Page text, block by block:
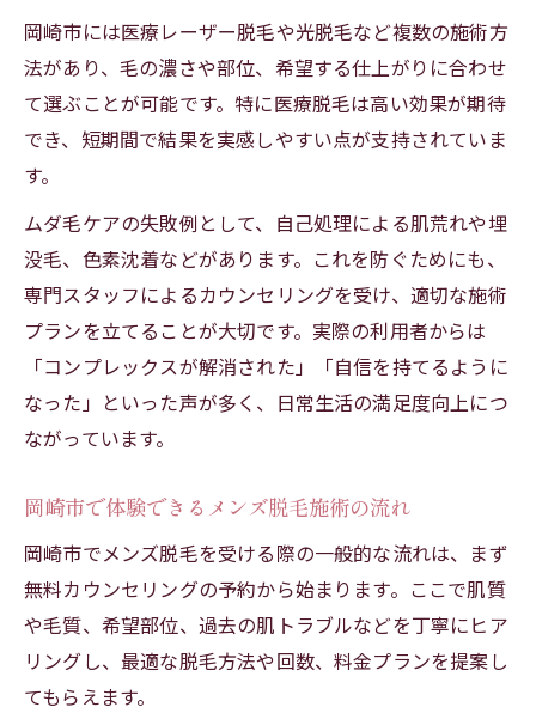
岡崎市には医療レーザー脱毛や光脱毛など複数の施術方
法があり、毛の濃さや部位、希望する仕上がりに合わせ
て選ぶことが可能です。特に医療脱毛は高い効果が期待
でき、短期間で結果を実感しやすい点が支持されていま
す。
ムダ毛ケアの失敗例として、自己処理による肌荒れや埋
没毛、色素沈着などがあります。これを防ぐためにも、
専門スタッフによるカウンセリングを受け、適切な施術
プランを立てることが大切です。実際の利用者からは
「コンプレックスが解消された」「自信を持てるように
なった」といった声が多く、日常生活の満足度向上につ
ながっています。
岡崎市で体験できるメンズ脱毛施術の流れ
岡崎市でメンズ脱毛を受ける際の一般的な流れは、まず
無料カウンセリングの予約から始まります。ここで肌質
や毛質、希望部位、過去の肌トラブルなどを丁寧にヒア
リングし、最適な脱毛方法や回数、料金プランを提案し
てもらえます。